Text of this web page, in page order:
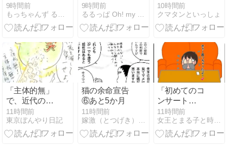
ダル /『漫画
(梨莎の日常/
オリキャラ/第
(2026/08/08
[28記事目])
9時間前
ティラミス…
失敗つづきに
つき
9時間前
のお土産
10時間前
クマタンといっしょ
「主体的無」
で、近代の超
克
11時間前
東京ぼんやり日記
猫の余命宣告
⑥あと5か月
11時間前
「初めてのコ
ンサート
DVD」
11時間前
女王とまる子と時々ファミリー